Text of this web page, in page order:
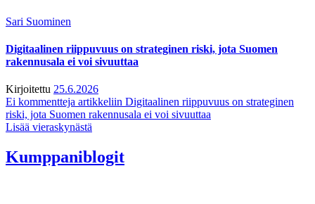
Sari Suominen
Digitaalinen riippuvuus on strateginen riski, jota Suomen
rakennusala ei voi sivuuttaa
Kirjoitettu 25.6.2026
Ei kommentteja artikkeliin Digitaalinen riippuvuus on strateginen
riski, jota Suomen rakennusala ei voi sivuuttaa
Lisää vieraskynästä
Kumppaniblogit